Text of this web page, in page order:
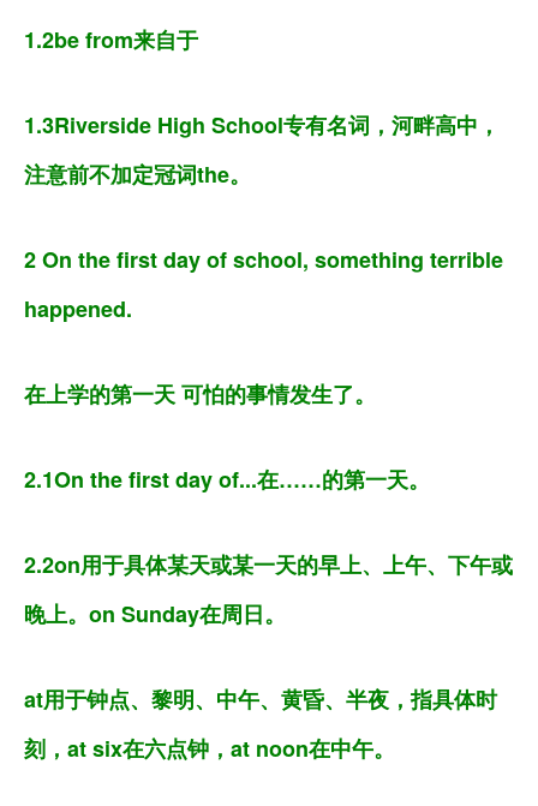
1.2be from来自于
1.3Riverside High School专有名词，河畔高中，
注意前不加定冠词the。
2 On the first day of school, something terrible
happened.
在上学的第一天 可怕的事情发生了。
2.1On the first day of...在……的第一天。
2.2on用于具体某天或某一天的早上、上午、下午或
晚上。on Sunday在周日。
at用于钟点、黎明、中午、黄昏、半夜，指具体时
刻，at six在六点钟，at noon在中午。